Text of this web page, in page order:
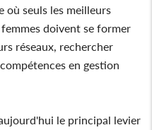
où seuls les meilleurs
femmes doivent se former
réseaux, rechercher
en gestion
le principal levier